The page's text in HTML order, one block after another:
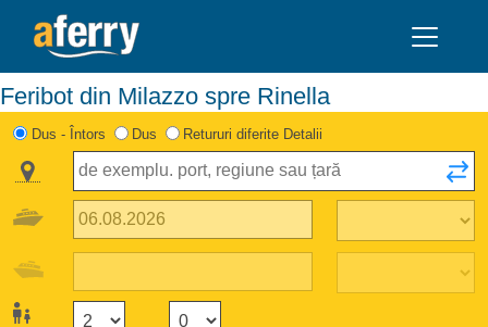
Feribot din Milazzo spre Rinella
Dus - Întors Dus Retururi diferite Detalii